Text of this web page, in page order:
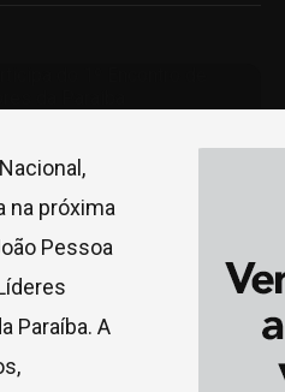
na próxima
Pessoa
Paraíba. A